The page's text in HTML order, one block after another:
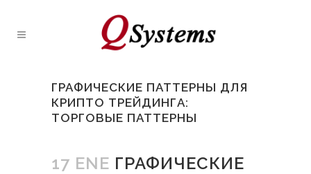
ГРАФИЧЕСКИЕ ПАТТЕРНЫ ДЛЯ
КРИПТО ТРЕЙДИНГА:
ТОРГОВЫЕ ПАТТЕРНЫ
17 ENE ГРАФИЧЕСКИЕ